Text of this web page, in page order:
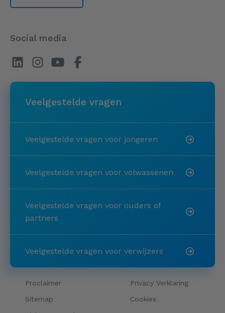
Social media
Veelgestelde vragen
Veelgestelde vragen voor jongeren
Veelgestelde vragen voor volwassenen
Veelgestelde vragen voor ouders of
partners
Veelgestelde vragen voor verwijzers
Proclaimer
Privacy Verklaring
Sitemap
Cookies